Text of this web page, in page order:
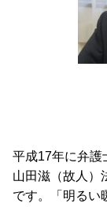
事業承継
遺言書作成
任意売却
相続 節税
相続 目黒
平成17年に弁護
山田滋（故人）
です。「明るい